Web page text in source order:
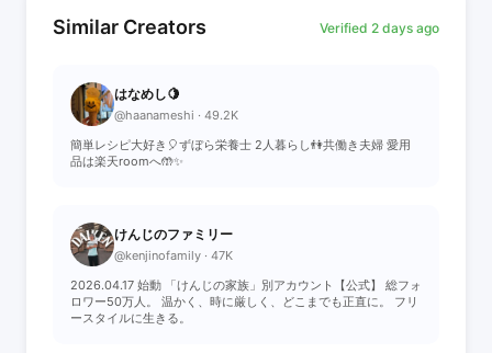
Similar Creators Verified 2 days ago
はなめし🍋
@haanameshi · 49.2K
簡単レシピ大好き🎈ずぼら栄養士 2人暮らし👫共働き夫婦 愛用
品は楽天roomへ🤲✨
けんじのファミリー
@kenjinofamily · 47K
2026.04.17 始動 「けんじの家族」別アカウント【公式】 総フォ
ロワー50万人。 温かく、時に厳しく、どこまでも正直に。 フリ
ースタイルに生きる。